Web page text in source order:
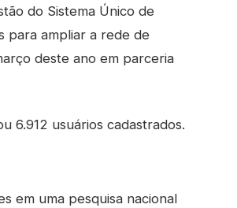
do Sistema Único de
para ampliar a rede de
deste ano em parceria
6.912 usuários cadastrados.
em uma pesquisa nacional